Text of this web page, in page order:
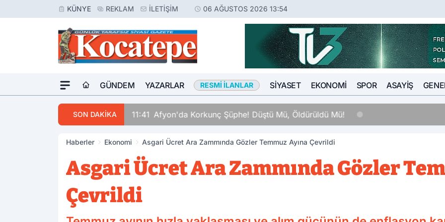
KÜNYE REKLAM İLETIŞIM 06 AĞUSTOS 2026 13:54
GÜNDEM YAZARLAR RESMI İLANLAR SIYASET EKONOMI SPOR ASAYIŞ
SON DAKİKA 11:41 Afyon'da Korkunç Şüphe! Düştü Mü, Öldürüldü Mü!
Haberler Ekonomi Asgari Ücret Ara Zammında Gözler Temmuz Ayına Çevrildi
Asgari Ücret Ara Zammında Gözler
Çevrildi